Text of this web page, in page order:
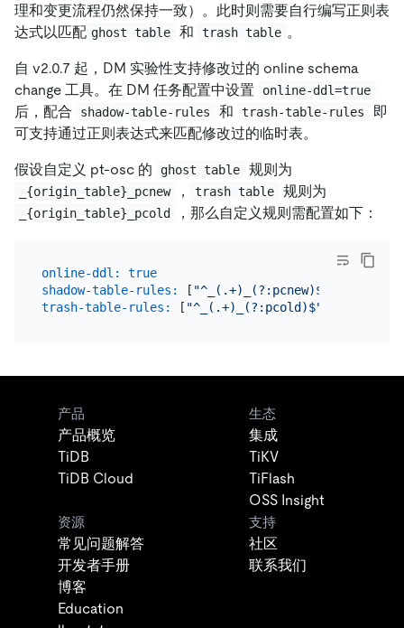
理和变更流程仍然保持一致）。此时则需要自行编写正则表
达式以匹配 ghost table 和 trash table 。
自 v2.0.7 起，DM 实验性支持修改过的 online schema
change 工具。在 DM 任务配置中设置
online-ddl=true
后，配合 shadow-table-rules 和 trash-table-rules
即
可支持通过正则表达式来匹配修改过的临时表。
假设自定义 pt-osc 的 ghost table 规则为
_{origin_table}_pcnew ， trash table 规则为
_{origin_table}_pcold ，那么自定义规则需配置如下：
online-ddl:
true
shadow-table-rules:
[ "^_(.+)_(?:pcnew)$"
trash-table-rules:
[ "^_(.+)_(?:pcold)$"
产品
产品概览
TiDB
TiDB Cloud
生态
集成
TiKV
TiFlash
OSS Insight
资源
常见问题解答
开发者手册
博客
Education
支持
社区
联系我们